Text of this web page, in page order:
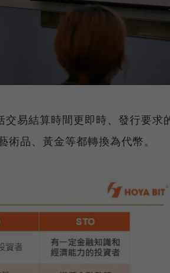
易結算時間更即時、發行要求
品、黃金等都轉換為代幣。